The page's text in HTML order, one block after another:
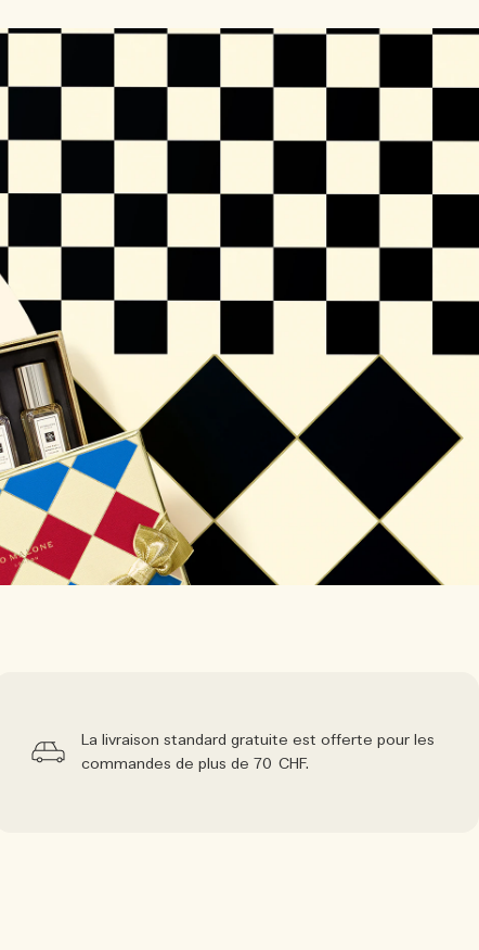
La livraison standard gratuite est offerte pour les
commandes de plus de 70 CHF.